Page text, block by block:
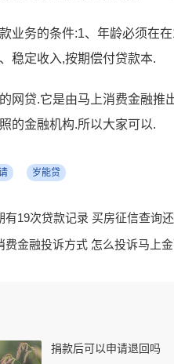
业务的条件:1、年龄必须在
稳定收入,按期偿付贷款本.
网贷.它是由马上消费金融推
的金融机构.所以大家可以.
岁能贷
有19次贷款记录 买房征信查询
费金融投诉方式 怎么投诉马上
捐款后可以申请退回吗